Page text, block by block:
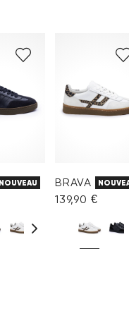
NOUVEAU BRAVA
139,90 €